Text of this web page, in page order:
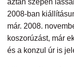
2008-ban
már. 2008.
koszorúzást, már
és a konzul úr is